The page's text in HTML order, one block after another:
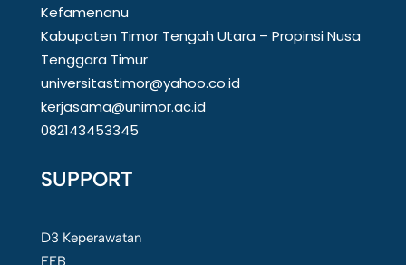
Kefamenanu
Kabupaten Timor Tengah Utara – Propinsi Nusa
Tenggara Timur
universitastimor@yahoo.co.id
kerjasama@unimor.ac.id
082143453345
SUPPORT
D3 Keperawatan
FEB